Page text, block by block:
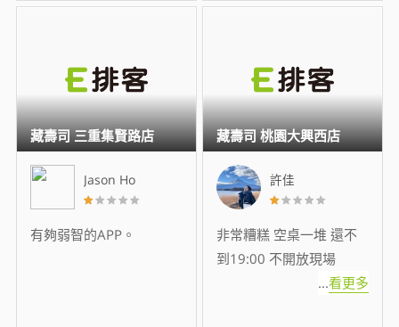
Jason Ho
有夠弱智的APP。
藏壽司 三重集賢路店
許佳
非常糟糕 空桌一堆 還不
到19:00 不開放現場
...看更多
藏壽司 桃園大興西店